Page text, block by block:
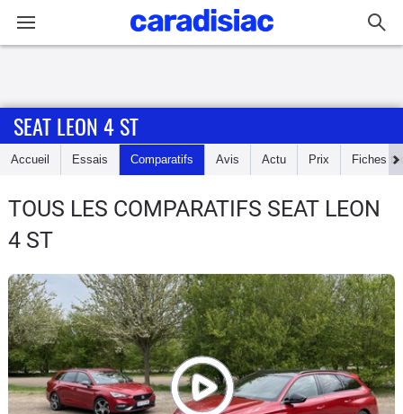
Accueil
Essais
d'achat
Electriques
Utilitaires
SEAT LEON 4 ST
Accueil Essais Comparatifs Avis Actu Prix Fiches
TOUS LES COMPARATIFS SEAT LEON
4 ST